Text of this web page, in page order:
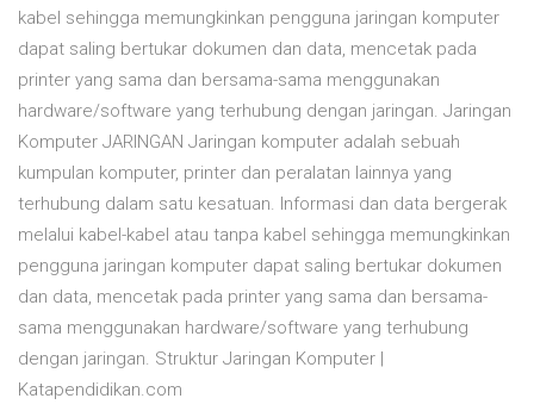
kabel sehingga memungkinkan pengguna jaringan komputer
dapat saling bertukar dokumen dan data, mencetak pada
printer yang sama dan bersama-sama menggunakan
hardware/software yang terhubung dengan jaringan. Jaringan
Komputer JARINGAN Jaringan komputer adalah sebuah
kumpulan komputer, printer dan peralatan lainnya yang
terhubung dalam satu kesatuan. Informasi dan data bergerak
melalui kabel-kabel atau tanpa kabel sehingga memungkinkan
pengguna jaringan komputer dapat saling bertukar dokumen
dan data, mencetak pada printer yang sama dan bersama-
sama menggunakan hardware/software yang terhubung
dengan jaringan. Struktur Jaringan Komputer |
Katapendidikan.com